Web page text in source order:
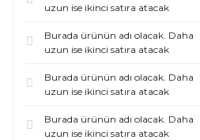
uzun ise ikinci satıra atacak
Burada ürünün adı olacak. Daha
uzun ise ikinci satıra atacak
Burada ürünün adı olacak. Daha
uzun ise ikinci satıra atacak
Burada ürünün adı olacak. Daha
uzun ise ikinci satıra atacak